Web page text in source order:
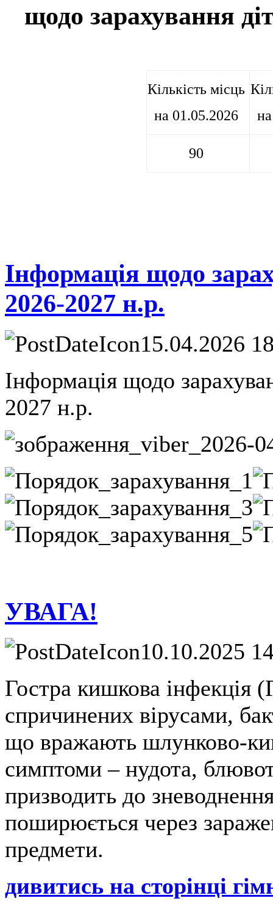
щодо зарахування
Кількість місць
на 01.05.2026
90
Інформація щодо
2026-2027 н.р.
15.04.2026
Інформація щодо
2027 н.р.
УВАГА!
10.10.2025
Гостра кишкова інфекція
спричинених вірусами,
що вражають шлунково-
симптоми – нудота,
призводить до
поширюється через
предмети.
дивитись на сторінці